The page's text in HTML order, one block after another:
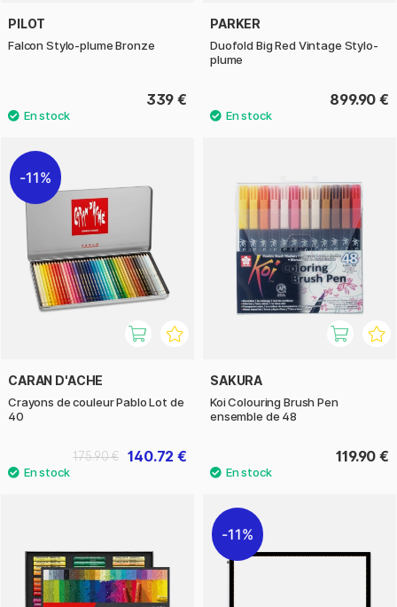
PILOT
Falcon Stylo-plume Bronze
339 €
PARKER
Duofold Big Red Vintage Stylo-
plume
899.90 €
11%
CARAN D'ACHE
Crayons de couleur Pablo Lot de
40
140.72 €
175.90 €
SAKURA
Koi Colouring Brush Pen
ensemble de 48
119.90 €
11%